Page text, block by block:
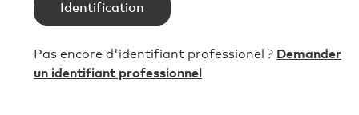
Identification
Pas encore d'identifiant professionel ? Demander
un identifiant professionnel